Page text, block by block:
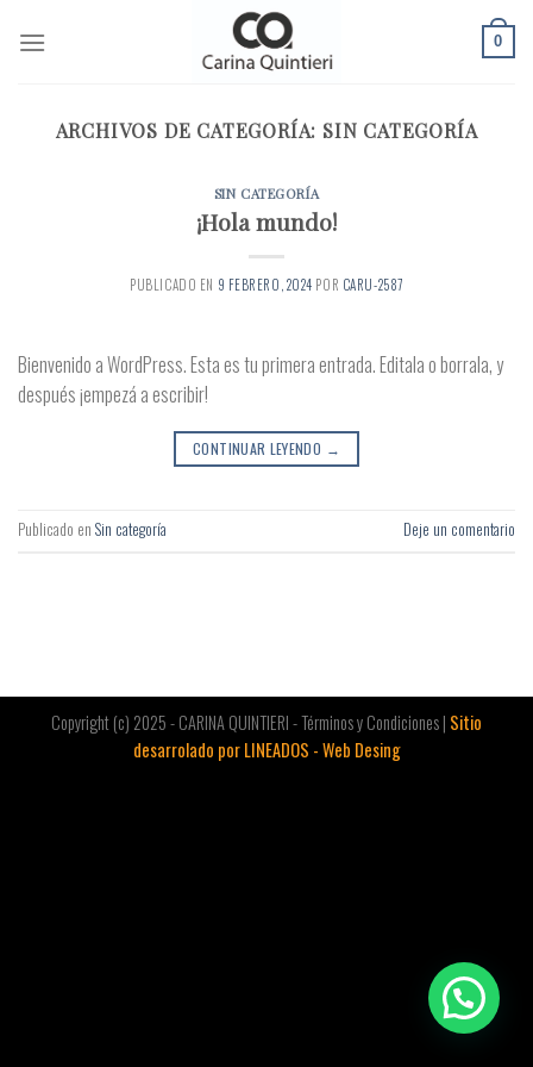
0
ARCHIVOS DE CATEGORÍA: SIN CATEGORÍA
SIN CATEGORÍA
¡Hola mundo!
PUBLICADO EN 9 FEBRERO, 2024 POR CARU-2587
Bienvenido a WordPress. Esta es tu primera entrada. Editala o borrala, y
después ¡empezá a escribir!
CONTINUAR LEYENDO →
Publicado en Sin categoría Deje un comentario
Copyright (c) 2025 - CARINA QUINTIERI - Términos y Condiciones | Sitio
desarrolado por LINEADOS - Web Desing